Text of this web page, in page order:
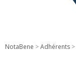
NotaBene >Adhérents >